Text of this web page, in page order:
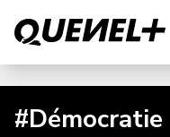
#Démocratie